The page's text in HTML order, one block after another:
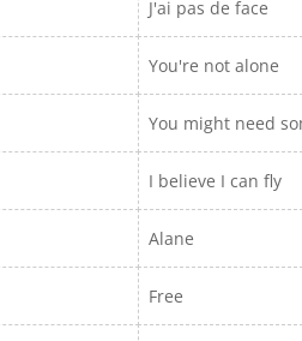
J'ai pas de face
You're not alone
You might need
I believe I can fly
Alane
Free